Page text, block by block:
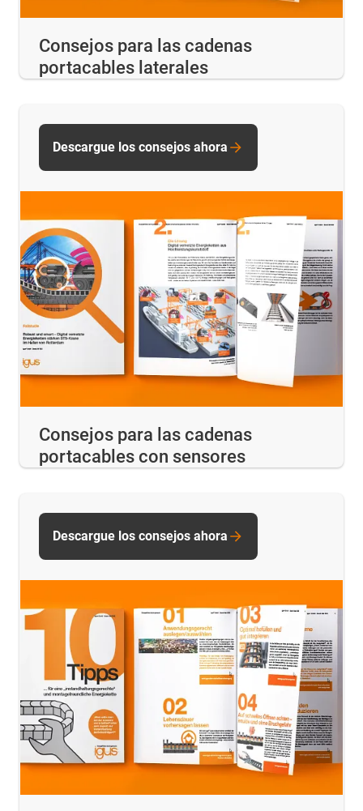
Consejos para las cadenas
portacables laterales
Consejos para las cadenas
portacables con sensores
Descargue los consejos ahora
Descargue los consejos ahora